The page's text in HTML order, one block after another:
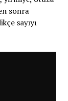
sonra
sayıyı